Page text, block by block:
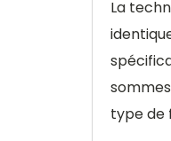
La
type de